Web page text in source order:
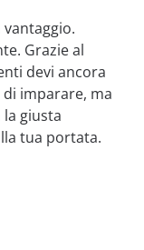
vantaggio.
Grazie al
devi ancora
imparare, ma
giusta
tua portata.